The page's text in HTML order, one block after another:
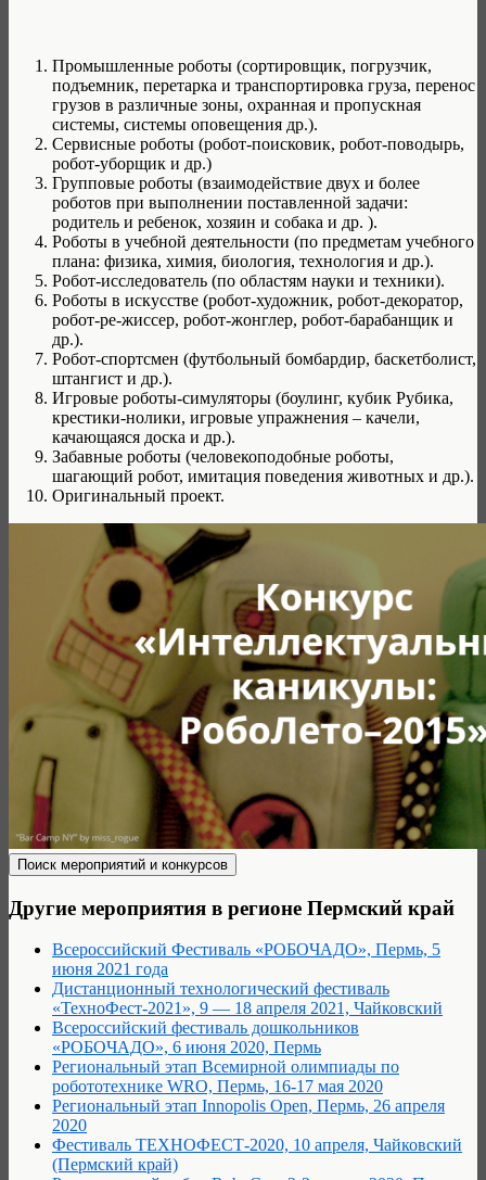
Промышленные роботы (сортировщик, погрузчик,
подъемник, перетарка и транспортировка груза, перенос
грузов в различные зоны, охранная и пропускная
системы, системы оповещения др.).
Сервисные роботы (робот-поисковик, робот-поводырь,
робот-уборщик и др.)
Групповые роботы (взаимодействие двух и более
роботов при выполнении поставленной задачи:
родитель и ребенок, хозяин и собака и др. ).
Роботы в учебной деятельности (по предметам учебного
плана: физика, химия, биология, технология и др.).
Робот-исследователь (по областям науки и техники).
Роботы в искусстве (робот-художник, робот-декоратор,
робот-ре-жиссер, робот-жонглер, робот-барабанщик и
др.).
Робот-спортсмен (футбольный бомбардир, баскетболист,
штангист и др.).
Игровые роботы-симуляторы (боулинг, кубик Рубика,
крестики-нолики, игровые упражнения – качели,
качающаяся доска и др.).
Забавные роботы (человекоподобные роботы,
шагающий робот, имитация поведения животных и др.).
Оригинальный проект.
Другие мероприятия в регионе Пермский край
Всероссийский Фестиваль «РОБОЧАДО», Пермь, 5
июня 2021 года
Дистанционный технологический фестиваль
«ТехноФест-2021», 9 — 18 апреля 2021, Чайковский
Всероссийский фестиваль дошкольников
«РОБОЧАДО», 6 июня 2020, Пермь
Региональный этап Всемирной олимпиады по
робототехнике WRO, Пермь, 16-17 мая 2020
Региональный этап Innopolis Open, Пермь, 26 апреля
2020
Фестиваль ТЕХНОФЕСТ-2020, 10 апреля, Чайковский
(Пермский край)